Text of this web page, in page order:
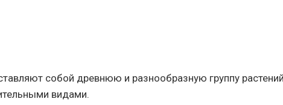
собой древнюю и разнообразную группу
видами.